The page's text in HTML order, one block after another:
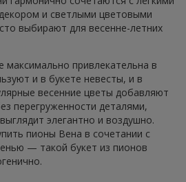
и светлыми цветовыми
выбирают для весенне-летних
максимально привлекательна в
и в букете невесты, и в
весенние цветы добавляют
перегруженности деталями,
элегантно и воздушно.
пионы Вена в сочетании с
— такой букет из пионов